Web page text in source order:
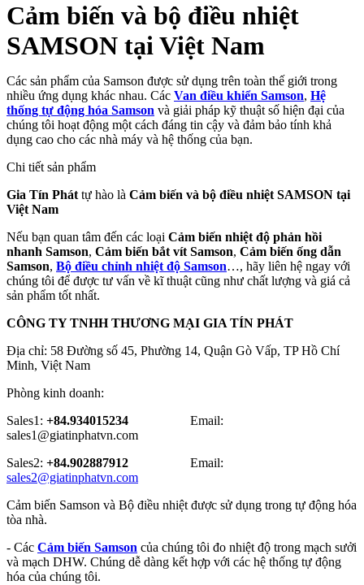
Cảm biến và bộ điều nhiệt
SAMSON tại Việt Nam
Các sản phẩm của Samson được sử dụng trên toàn thế giới trong
nhiều ứng dụng khác nhau. Các Van điều khiển Samson, Hệ
thống tự động hóa Samson và giải pháp kỹ thuật số hiện đại của
chúng tôi hoạt động một cách đáng tin cậy và đảm bảo tính khả
dụng cao cho các nhà máy và hệ thống của bạn.
Chi tiết sản phẩm
Gia Tín Phát tự hào là Cảm biến và bộ điều nhiệt SAMSON tại
Việt Nam
Nếu bạn quan tâm đến các loại Cảm biến nhiệt độ phản hồi
nhanh Samson, Cảm biến bắt vít Samson, Cảm biến ống dẫn
Samson, Bộ điều chỉnh nhiệt độ Samson…, hãy liên hệ ngay với
chúng tôi để được tư vấn về kĩ thuật cũng như chất lượng và giá cả
sản phẩm tốt nhất.
CÔNG TY TNHH THƯƠNG MẠI GIA TÍN PHÁT
Địa chỉ: 58 Đường số 45, Phường 14, Quận Gò Vấp, TP Hồ Chí
Minh, Việt Nam
Phòng kinh doanh:
Sales1: +84.934015234 Email:
sales1@giatinphatvn.com
Sales2: +84.902887912 Email:
sales2@giatinphatvn.com
Cảm biến Samson và Bộ điều nhiệt được sử dụng trong tự động hóa
tòa nhà.
- Các Cảm biến Samson của chúng tôi đo nhiệt độ trong mạch sưởi
và mạch DHW. Chúng dễ dàng kết hợp với các hệ thống tự động
hóa của chúng tôi.